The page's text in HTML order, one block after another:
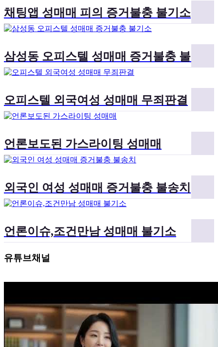
채팅앱 성매매 피의 증거불충 불기소
삼성동 오피스텔 성매매 증거불충 불기소
오피스텔 외국여성 성매매 무죄판결
언론보도된 가스라이팅 성매매
외국인 여성 성매매 증거불충 불송치
언론이슈,조건만남 성매매 불기소
유튜브채널